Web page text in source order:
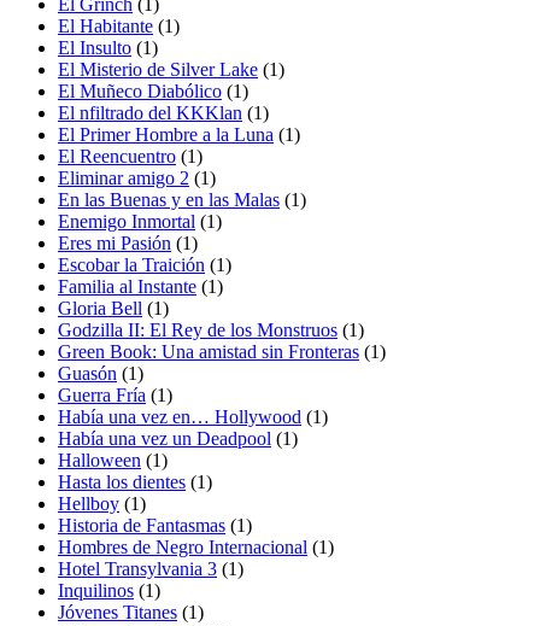
El Grinch (1)
El Habitante (1)
El Insulto (1)
El Misterio de Silver Lake (1)
El Muñeco Diabólico (1)
El nfiltrado del KKKlan (1)
El Primer Hombre a la Luna (1)
El Reencuentro (1)
Eliminar amigo 2 (1)
En las Buenas y en las Malas (1)
Enemigo Inmortal (1)
Eres mi Pasión (1)
Escobar la Traición (1)
Familia al Instante (1)
Gloria Bell (1)
Godzilla II: El Rey de los Monstruos (1)
Green Book: Una amistad sin Fronteras (1)
Guasón (1)
Guerra Fría (1)
Había una vez en… Hollywood (1)
Había una vez un Deadpool (1)
Halloween (1)
Hasta los dientes (1)
Hellboy (1)
Historia de Fantasmas (1)
Hombres de Negro Internacional (1)
Hotel Transylvania 3 (1)
Inquilinos (1)
Jóvenes Titanes (1)